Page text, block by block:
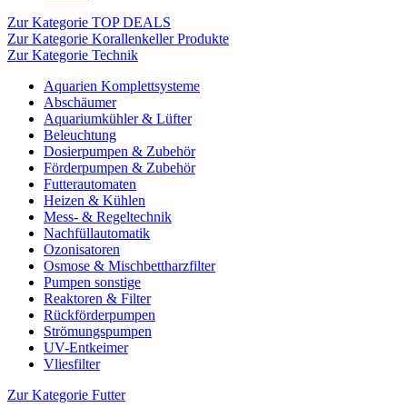
Zur Kategorie TOP DEALS
Zur Kategorie Korallenkeller Produkte
Zur Kategorie Technik
Aquarien Komplettsysteme
Abschäumer
Aquariumkühler & Lüfter
Beleuchtung
Dosierpumpen & Zubehör
Förderpumpen & Zubehör
Futterautomaten
Heizen & Kühlen
Mess- & Regeltechnik
Nachfüllautomatik
Ozonisatoren
Osmose & Mischbettharzfilter
Pumpen sonstige
Reaktoren & Filter
Rückförderpumpen
Strömungspumpen
UV-Entkeimer
Vliesfilter
Zur Kategorie Futter